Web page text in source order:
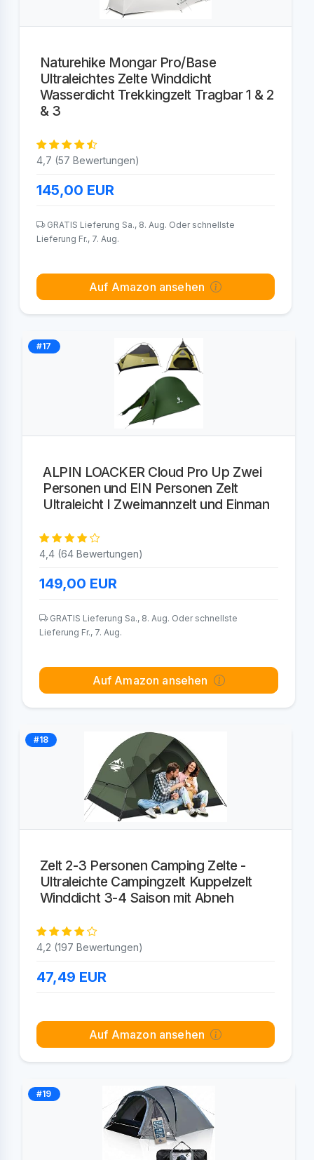
Naturehike Mongar Pro/Base
Ultraleichtes Zelte Winddicht
Wasserdicht Trekkingzelt Tragbar 1 & 2
& 3
4,7 (57 Bewertungen)
145,00 EUR
GRATIS Lieferung Sa., 8. Aug. Oder schnellste
Lieferung Fr., 7. Aug.
Auf Amazon ansehen
#17
ALPIN LOACKER Cloud Pro Up Zwei
Personen und EIN Personen Zelt
Ultraleicht I Zweimannzelt und Einman
4,4 (64 Bewertungen)
149,00 EUR
GRATIS Lieferung Sa., 8. Aug. Oder schnellste
Lieferung Fr., 7. Aug.
Auf Amazon ansehen
#18
Zelt 2-3 Personen Camping Zelte -
Ultraleichte Campingzelt Kuppelzelt
Winddicht 3-4 Saison mit Abneh
4,2 (197 Bewertungen)
47,49 EUR
Auf Amazon ansehen
#19